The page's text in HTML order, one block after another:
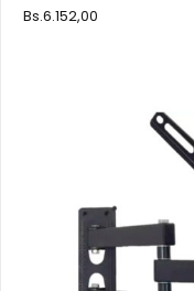
Bs.6.152,00